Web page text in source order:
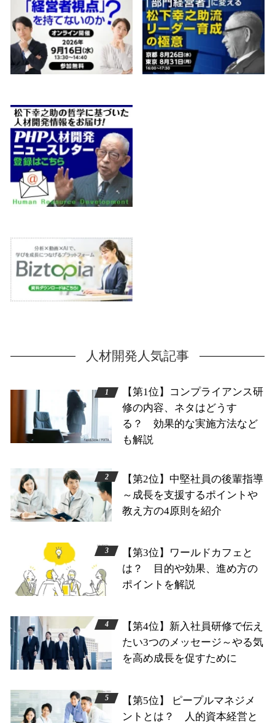
人材開発人気記事
【第1位】コンプライアンス研
修の内容、ネタはどうす
る？ 効果的な実施方法など
も解説
【第2位】中堅社員の後輩指導
～成長を支援するポイントや
教え方の4原則を紹介
【第3位】ワールドカフェと
は？ 目的や効果、進め方の
ポイントを解説
【第4位】新入社員研修で伝え
たい3つのメッセージ～やる気
を高め成長を促すために
【第5位】 ピープルマネジメ
ントとは？ 人的資本経営と